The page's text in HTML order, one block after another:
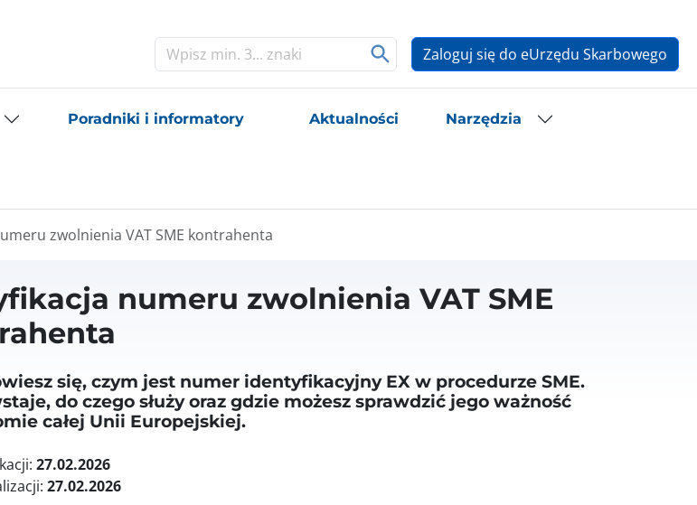
Zaloguj się do eUrzędu Skarbowego
Poradniki i informatory Aktualności Narzędzia
zwolnienia VAT SME kontrahenta
numeru zwolnienia VAT SME
się, czym jest numer identyfikacyjny EX w procedurze SME.
do czego służy oraz gdzie możesz sprawdzić jego ważność
całej Unii Europejskiej.
27.02.2026
27.02.2026